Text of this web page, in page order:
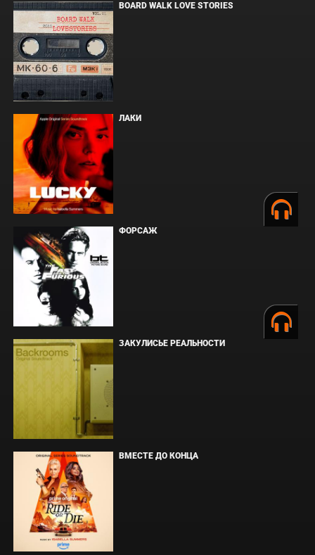
BOARD WALK LOVE STORIES
ЛАКИ
ФОРСАЖ
ЗАКУЛИСЬЕ РЕАЛЬНОСТИ
ВМЕСТЕ ДО КОНЦА